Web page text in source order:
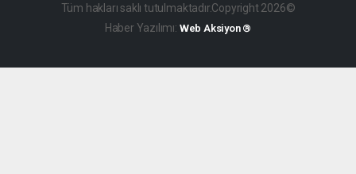
Tüm hakları saklı tutulmaktadır.Copyright 2026©
Haber Yazılımı: Web Aksiyon ®